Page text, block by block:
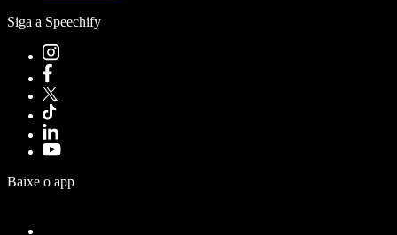
Siga a Speechify
Baixe o app